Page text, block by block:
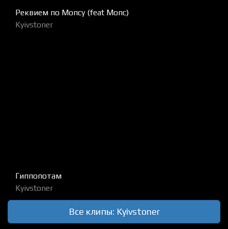
Реквием по Мопсу (feat Мопс)
Kyivstoner
Гиппопотам
Kyivstoner
Все клипы: Kyivstoner